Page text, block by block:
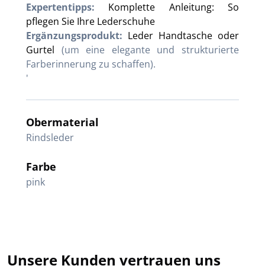
Expertentipps:
Komplette Anleitung: So
pflegen Sie Ihre Lederschuhe
Ergänzungsprodukt: Leder Handtasche oder
Gurtel (um eine elegante und strukturierte
Farberinnerung zu schaffen).
'
Obermaterial
Rindsleder
Farbe
pink
Unsere Kunden vertrauen uns